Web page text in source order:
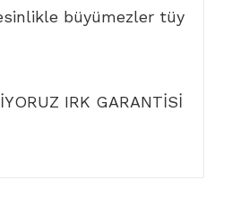
büyümezler tüy
IRK GARANTİSİ